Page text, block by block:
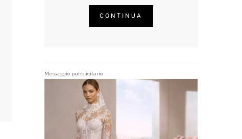
CONTINUA
Messaggio pubblicitario